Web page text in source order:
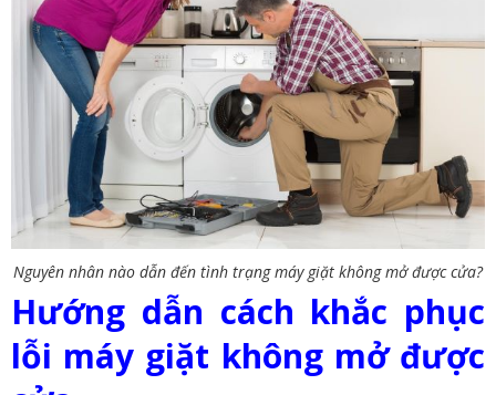
Nguyên nhân nào dẫn đến tình trạng máy giặt không mở được cửa?
Hướng dẫn cách khắc phục
lỗi máy giặt không mở được